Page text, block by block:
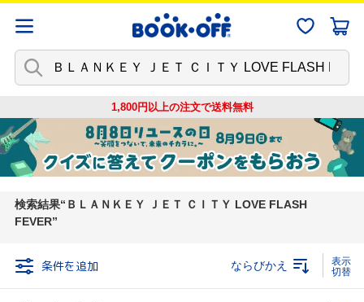
1,800円以上の注文で送料無料
検索結果
ＢＬＡＮＫＥＹ ＪＥＴ ＣＩＴＹ LOVE FLASH
FEVER
条件を追加 ならびかえ